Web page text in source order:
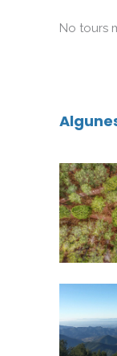
No tours